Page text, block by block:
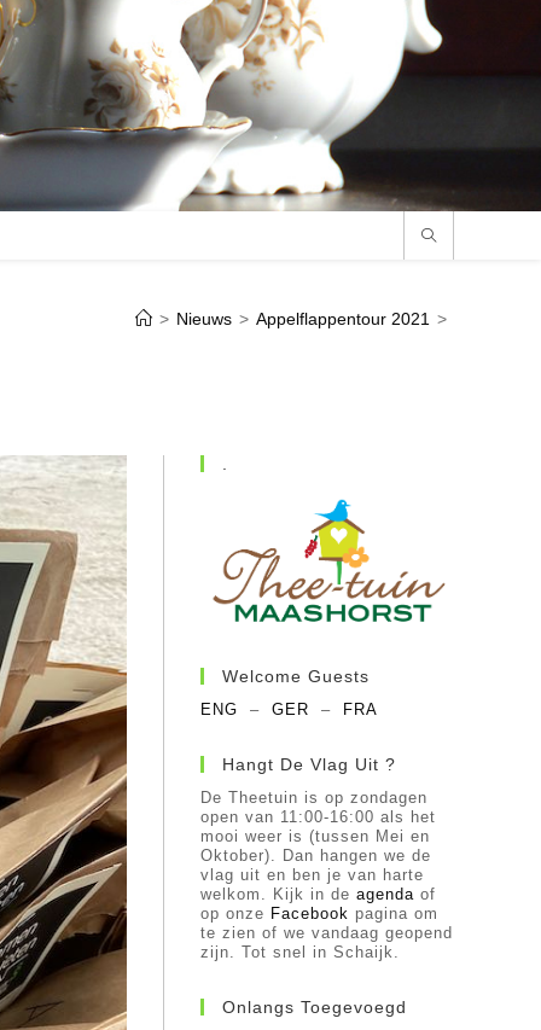
> Nieuws > Appelflappentour 2021 >
Welcome Guests
ENG – GER – FRA
Hangt De Vlag Uit ?
De Theetuin is op zondagen
open van 11:00-16:00 als het
mooi weer is (tussen Mei en
Oktober). Dan hangen we de
vlag uit en ben je van harte
welkom. Kijk in de agenda of
op onze Facebook pagina om
te zien of we vandaag geopend
zijn. Tot snel in Schaijk.
Onlangs Toegevoegd